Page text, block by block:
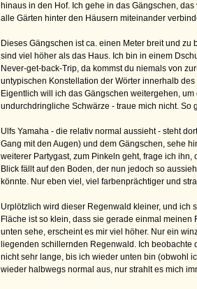
hinaus in den Hof. Ich gehe in das Gängschen,
alle Gärten hinter den Häusern miteinander
Dieses Gängschen ist ca. einen Meter breit und
sind viel höher als das Haus. Ich bin in einem
Never-get-back-Trip, da kommst du niemals von
untypischen Konstellation der Wörter innerhalb
Eigentlich will ich das Gängschen weitergehen,
undurchdringliche Schwärze - traue mich nicht. So
Ulfs Yamaha - die relativ normal aussieht - steht
Gang mit den Augen) und dem Gängschen, sehe
weiterer Partygast, zum Pinkeln geht, frage ich ihn,
Blick fällt auf den Boden, der nun jedoch so
könnte. Nur eben viel, viel farbenprächtiger und
Urplötzlich wird dieser Regenwald kleiner, und ich
Fläche ist so klein, dass sie gerade einmal
unten sehe, erscheint es mir viel höher. Nur ein
liegenden schillernden Regenwald. Ich
nicht sehr lange, bis ich wieder unten bin (obwohl
wieder halbwegs normal aus, nur strahlt es mich